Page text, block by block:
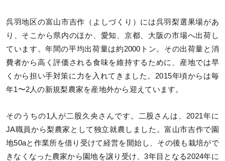
呉羽地区の富山市吉作（よしづくり）には呉羽梨選果場があ
り、そこから県内のほか、愛知、京都、大阪の市場へ出荷し
ています。年間の平均出荷量は約2000トン。その出荷量と消
費者から高く評価される食味を維持するために、産地では早
くから担い手対策に力を入れてきました。2015年頃からは毎
年1〜2人の新規梨農家を産地外から迎えています。
そのうちの1人が二股久央さんです。二股さんは、2021年に
JA職員から梨農家として独立就農しました。富山市吉作で園
地50aと作業所を借り受けて経営を開始し、その後も栽培がで
きなくなった農家から園地を譲り受け、3年目となる2024年に